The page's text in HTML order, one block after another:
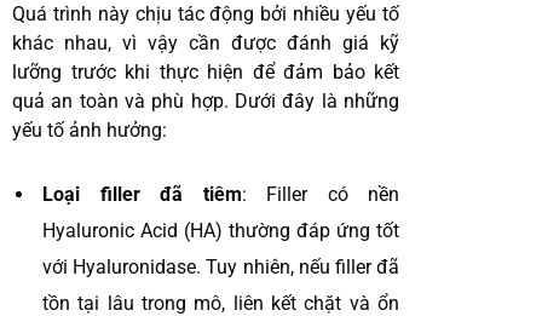
Quá trình này chịu tác động bởi nhiều yếu tố
khác nhau, vì vậy cần được đánh giá kỹ
lưỡng trước khi thực hiện để đảm bảo kết
quả an toàn và phù hợp. Dưới đây là những
yếu tố ảnh hưởng:
Loại filler đã tiêm: Filler có nền
Hyaluronic Acid (HA) thường đáp ứng tốt
với Hyaluronidase. Tuy nhiên, nếu filler đã
tồn tại lâu trong mô, liên kết chặt và ổn